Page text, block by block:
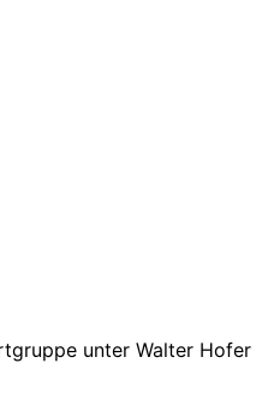
unter Walter Hofer